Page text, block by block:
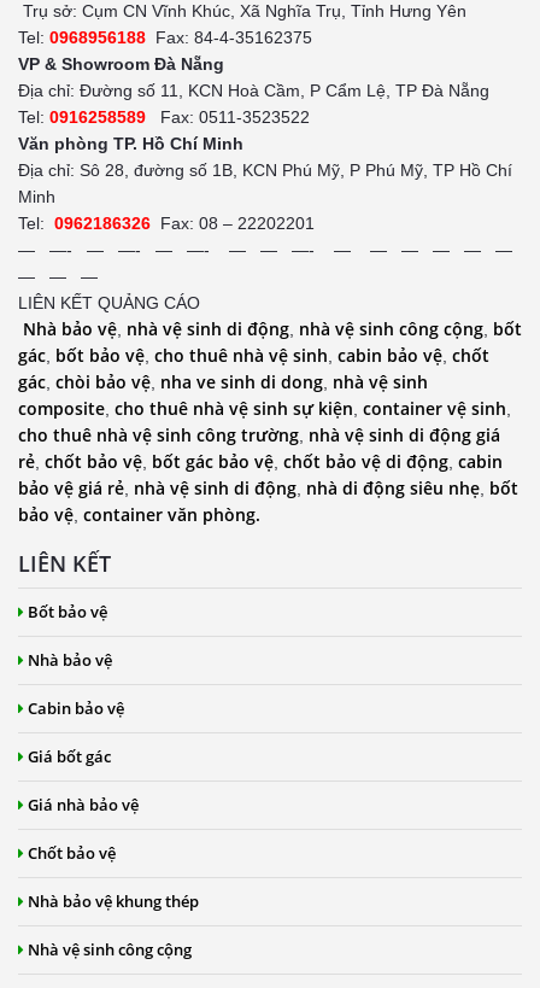
Trụ sở: Cụm CN Vĩnh Khúc, Xã Nghĩa Trụ, Tỉnh Hưng Yên
Tel: 0968956188 Fax: 84-4-35162375
VP & Showroom Đà Nẵng
Địa chỉ: Đường số 11, KCN Hoà Cầm, P Cẩm Lệ, TP Đà Nẵng
Tel: 0916258589 Fax: 0511-3523522
Văn phòng TP. Hồ Chí Minh
Địa chỉ: Sô 28, đường số 1B, KCN Phú Mỹ, P Phú Mỹ, TP Hồ Chí
Minh
Tel: 0962186326 Fax: 08 – 22202201
— —- — —- — —- — — —- — — — — — —
— — —
LIÊN KẾT QUẢNG CÁO
Nhà bảo vệ nhà vệ sinh di động nhà vệ sinh công cộng bốt
gác bốt bảo vệ cho thuê nhà vệ sinh cabin bảo vệ chốt
gác chòi bảo vệ nha ve sinh di dong nhà vệ sinh
composite cho thuê nhà vệ sinh sự kiện container vệ sinh
cho thuê nhà vệ sinh công trường nhà vệ sinh di động giá
rẻ chốt bảo vệ bốt gác bảo vệ chốt bảo vệ di động cabin
bảo vệ giá rẻ nhà vệ sinh di động nhà di động siêu nhẹ bốt
bảo vệ container văn phòng.
LIÊN KẾT
Bốt bảo vệ
Nhà bảo vệ
Cabin bảo vệ
Giá bốt gác
Giá nhà bảo vệ
Chốt bảo vệ
Nhà bảo vệ khung thép
Nhà vệ sinh công cộng